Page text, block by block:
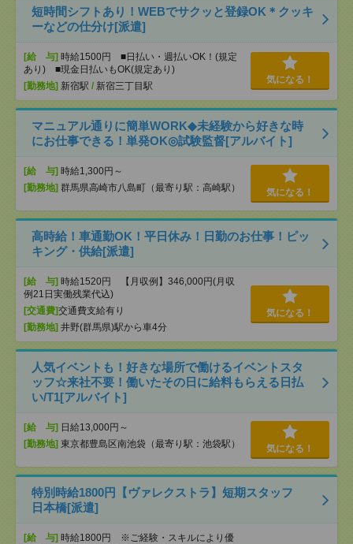
短時間シフトあり！WEBでサクッと登録OK＊クッキ
ーなどの仕分け[派遣]
[給 与] 時給1500円 ■日払い・週払いOK！(規定
あり) ■現金日払いもOK(規定あり)
[勤務地] 新宿駅 / 新宿三丁目駅
気になる！
マニュアル通りに簡単WORK◆未経験から好きな時
にお仕事できる！単発OK◎試験監督[アルバイト]
[給 与] 時給1,300円～
[勤務地] 群馬県高崎市八島町（最寄り駅：高崎駅） 気になる！
高時給！車通勤OK！平日休み！日勤のお仕事！ピッ
キング・供給[派遣]
[給 与] 時給1520円 【月収例】346,000円(月収
例21日実働残業代込)
[交通費]交通費支給有り
[勤務地] 井野(群馬県)駅から車4分
気になる！
人気イベントも！好きな場所で働けるイベントスタ
ッフ☆来社不要！働いたその日に給料もらえる日払
い/T1[アルバイト]
[給 与] 日給13,000円～
[勤務地] 東京都豊島区南池袋（最寄り駅：池袋駅） 気になる！
特別時給1800円【ヴァレクストラ】短期スタッフ
日本橋[派遣]
[給 与] 時給1800円 ※ご経験・スキルにより優